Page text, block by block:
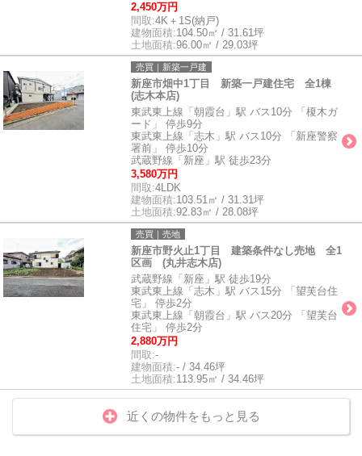
2,450万円
間取:4K＋1S(納戸)
建物面積:104.50㎡ / 31.61坪
土地面積:96.00㎡ / 29.03坪
売買｜新築一戸建
新座市畑中1丁目 新築一戸建住宅 全1棟
(志木本店)
東武東上線「朝霞台」駅 バス10分 「榎木ガ
ード」 停歩9分
東武東上線「志木」駅 バス10分 「新座警察
署前」 停歩10分
武蔵野線「新座」駅 徒歩23分
3,580万円
間取:4LDK
建物面積:103.51㎡ / 31.31坪
土地面積:92.83㎡ / 28.08坪
売買｜売地
新座市野火止1丁目 建築条件なし売地 全1
区画 (丸井志木店)
武蔵野線「新座」駅 徒歩19分
東武東上線「志木」駅 バス15分 「望芙台住
宅」 停歩2分
東武東上線「朝霞台」駅 バス20分 「望芙台
住宅」 停歩2分
2,880万円
間取:-
建物面積:- / 34.46坪
土地面積:113.95㎡ / 34.46坪
近くの物件をもっと見る